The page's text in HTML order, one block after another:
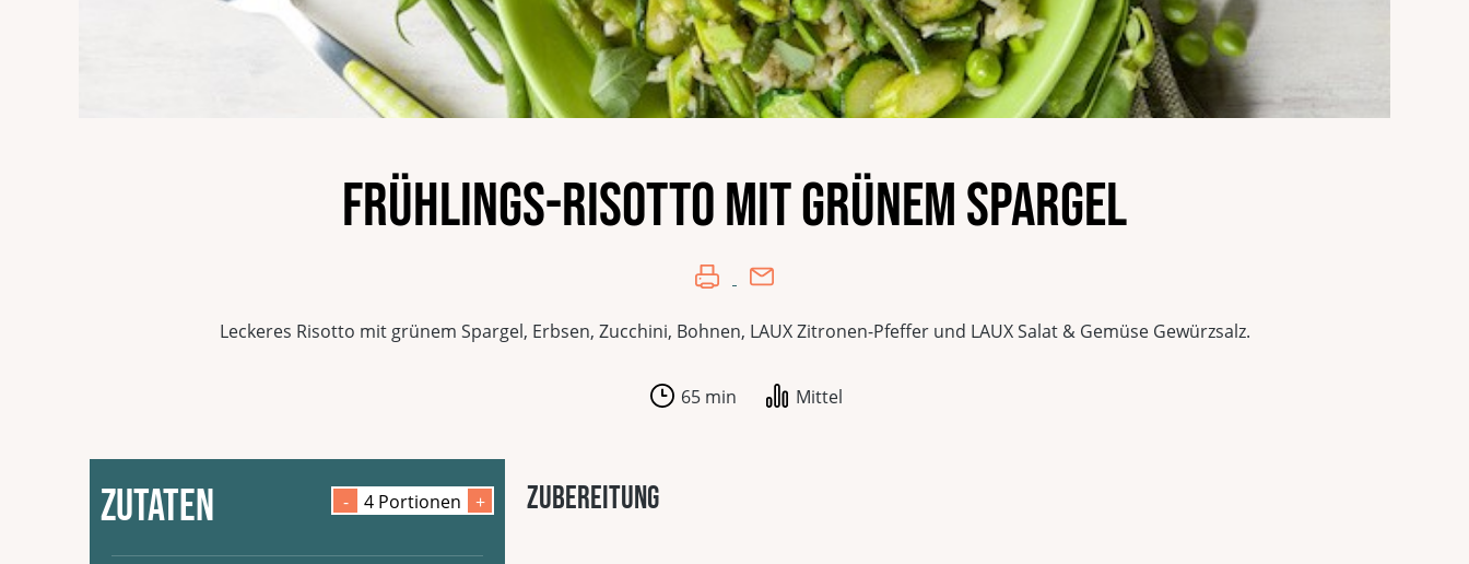
Frühlings-Risotto mit grünem Spargel
Leckeres Risotto mit grünem Spargel, Erbsen, Zucchini, Bohnen, LAUX Zitronen-Pfeffer und LAUX Salat & Gemüse Gewürzsalz.
65 min Mittel
Zutaten - 4 Portionen + Zubereitung